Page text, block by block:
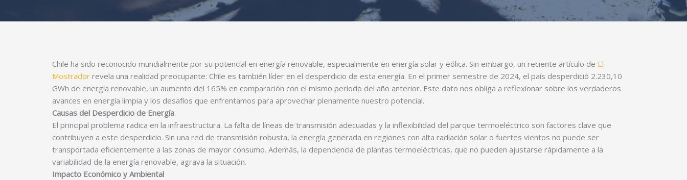
Chile ha sido reconocido mundialmente por su potencial en energía renovable, especialmente en energía solar y eólica. Sin embargo, un reciente artículo de El
Mostrador revela una realidad preocupante: Chile es también líder en el desperdicio de esta energía. En el primer semestre de 2024, el país desperdició 2.230,10
GWh de energía renovable, un aumento del 165% en comparación con el mismo período del año anterior. Este dato nos obliga a reflexionar sobre los verdaderos
avances en energía limpia y los desafíos que enfrentamos para aprovechar plenamente nuestro potencial.
Causas del Desperdicio de Energía
El principal problema radica en la infraestructura. La falta de líneas de transmisión adecuadas y la inflexibilidad del parque termoeléctrico son factores clave que
contribuyen a este desperdicio. Sin una red de transmisión robusta, la energía generada en regiones con alta radiación solar o fuertes vientos no puede ser
transportada eficientemente a las zonas de mayor consumo. Además, la dependencia de plantas termoeléctricas, que no pueden ajustarse rápidamente a la
variabilidad de la energía renovable, agrava la situación.
Impacto Económico y Ambiental